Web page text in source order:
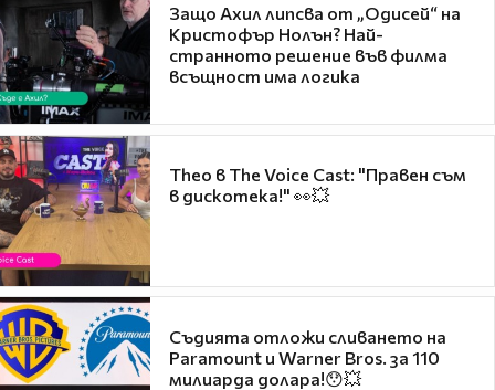
Защо Ахил липсва от „Одисей“ на
Кристофър Нолън? Най-
странното решение във филма
всъщност има логика
Theo в The Voice Cast: "Правен съм
в дискотека!" 👀💥
Съдията отложи сливането на
Paramount и Warner Bros. за 110
милиарда долара!😯💥